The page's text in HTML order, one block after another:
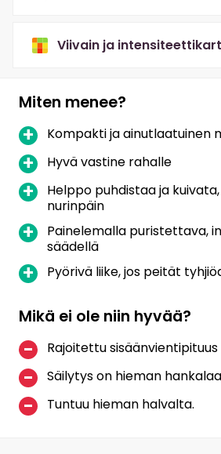
Viivain ja
Miten menee?
Kompakti ja ainutlaatuinen
Hyvä vastine rahalle
Helppo puhdistaa ja
nurinpäin
Painelemalla puristettava,
säädellä
Pyörivä liike, jos peität
Mikä ei ole niin hyvää?
Rajoitettu sisäänvientipituus
Säilytys on hieman hankalaa
Tuntuu hieman halvalta.